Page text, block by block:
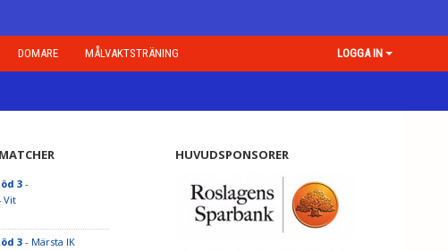
DOMARE MÅLVAKTSTRÄNING LOGGA IN
3-
Vit
3- Märsta IK
HUVUDSPONSORER